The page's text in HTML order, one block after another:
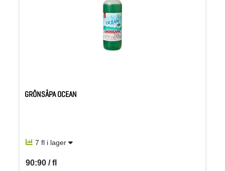
GRÖNSÅPA OCEAN
7 fl i lager
90:90 / fl
SEK per FL